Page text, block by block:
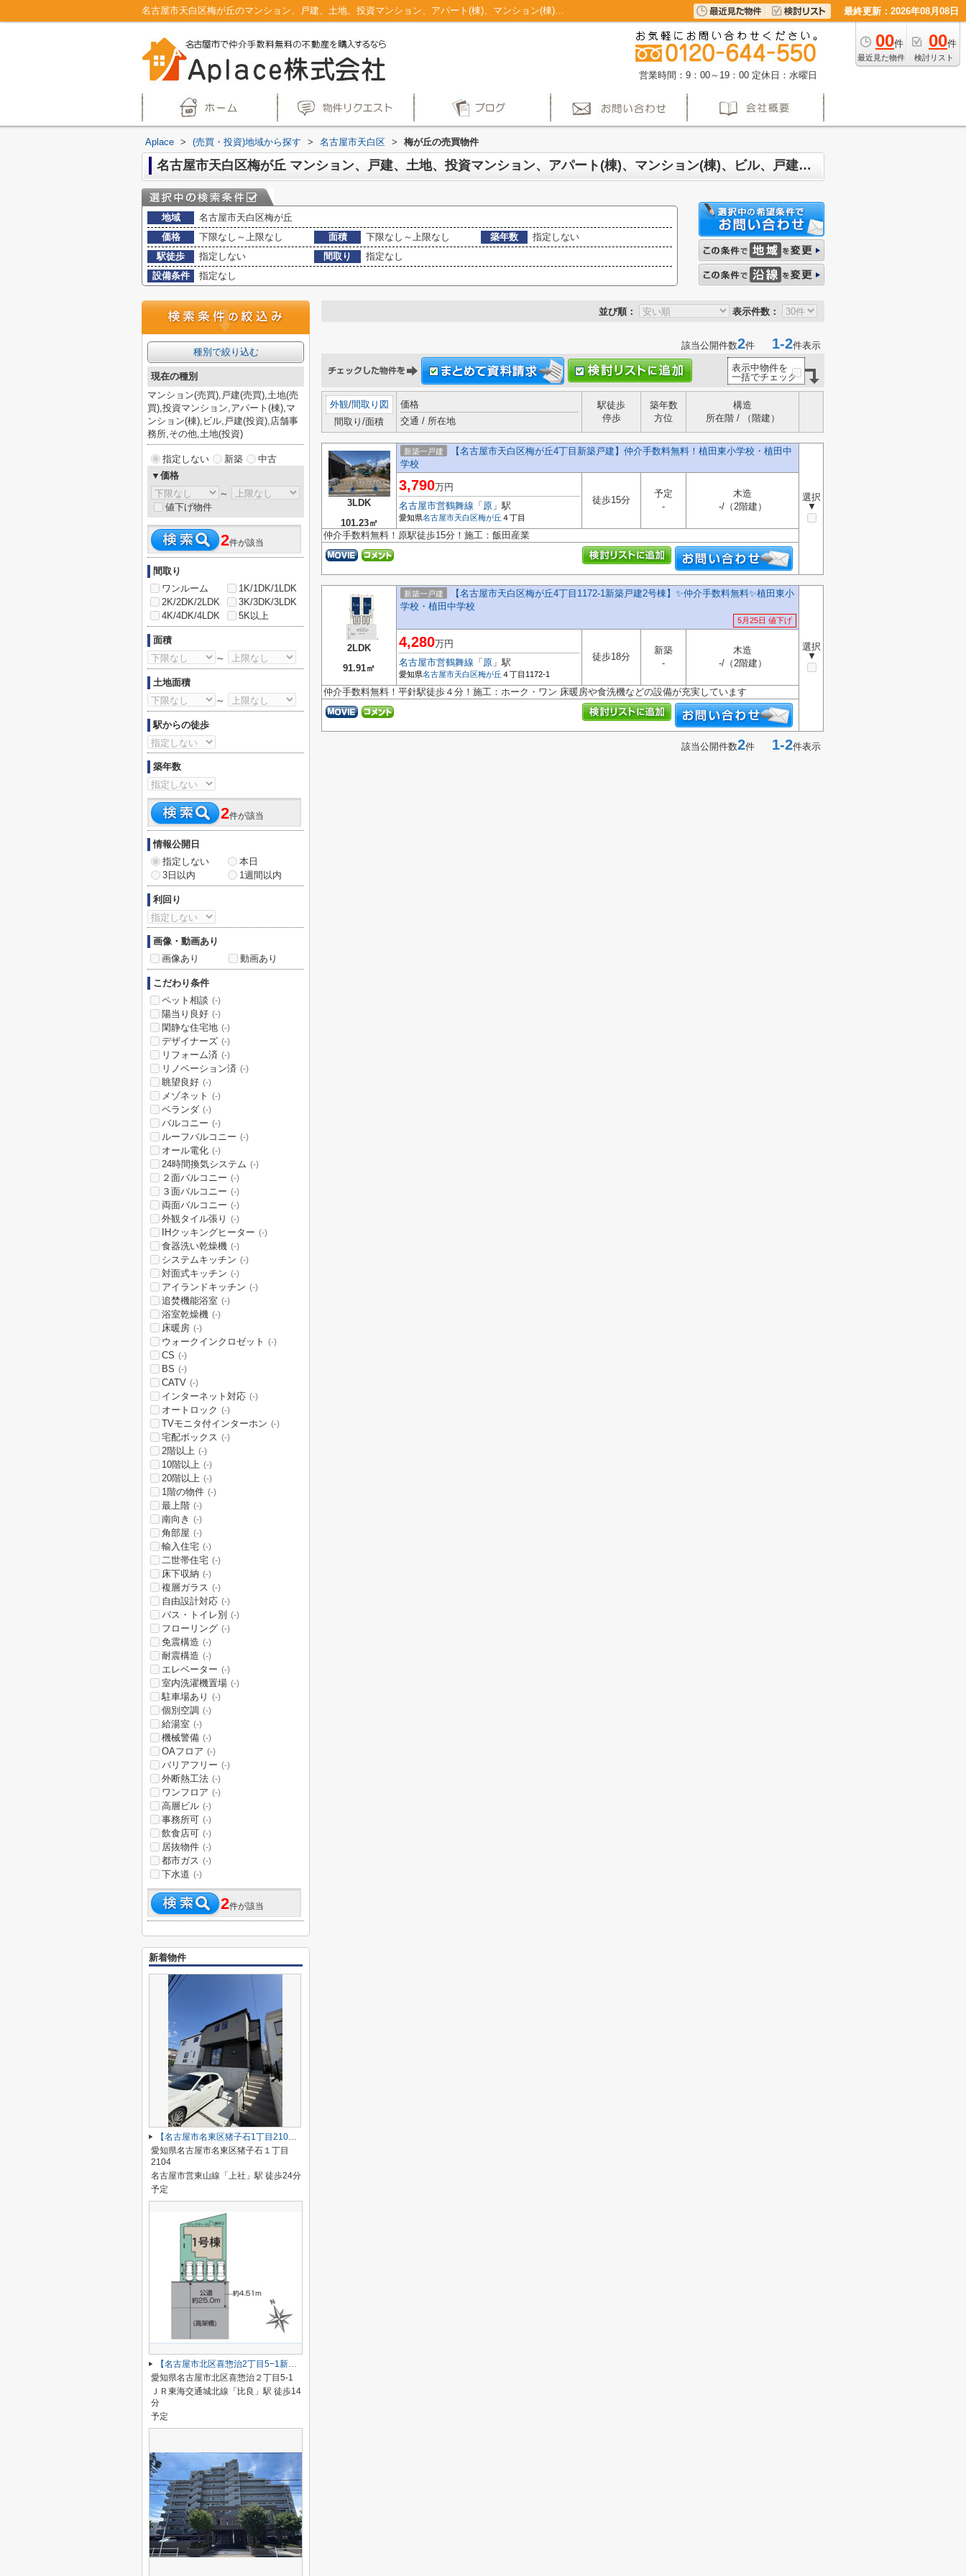
名古屋市天白区梅が丘のマンション、戸建、土地、投資マンション、アパート(棟)、マンション(棟)、ビル、戸建、店舗事務所、その他、土地一覧｜仲介手数料無料！名古屋市で新築戸建てを探すならAplace 最終更新：2026年08月08日
00件
最近見た物件
00件
検討リスト
営業時間：9：00～19：00 定休日：水曜日
Aplace > (売買・投資)地域から探す > 名古屋市天白区 > 梅が丘の売買物件
名古屋市天白区梅が丘 マンション、戸建、土地、投資マンション、アパート(棟)、マンション(棟)、ビル、戸建、店舗事務所、その他、土地一覧
地域
名古屋市天白区梅が丘
価格
下限なし～上限なし 面積 下限なし～上限なし 築年数
指定しない
駅徒歩
指定しない 間取り
指定なし
設備条件
指定なし
並び順： 表示件数：
該当公開件数2件 1-2件表示
表示中物件を
一括でチェック
外観/間取り図
間取り/面積
価格
交通 / 所在地
駅徒歩
停歩
築年数
方位
構造
所在階 / （階建）
3LDK
101.23㎡
新築一戸建
【名古屋市天白区梅が丘4丁目新築戸建】仲介手数料無料！植田東小学校・植田中
学校
選択
▼
3,790万円
名古屋市営鶴舞線 「 原 」駅
愛知県名古屋市天白区梅が丘 ４丁目
徒歩15分
予定
-
木造
-/（2階建）
仲介手数料無料！原駅徒歩15分！施工：飯田産業
2LDK
91.91㎡
新築一戸建
【名古屋市天白区梅が丘4丁目1172-1新築戸建2号棟】✨️仲介手数料無料✨️植田東小
学校・植田中学校
5月25日 値下げ
選択
▼
4,280万円
名古屋市営鶴舞線 「 原 」駅
愛知県名古屋市天白区梅が丘 ４丁目1172-1
徒歩18分
新築
-
木造
-/（2階建）
仲介手数料無料！平針駅徒歩４分！施工：ホーク・ワン 床暖房や食洗機などの設備が充実しています
該当公開件数2件 1-2件表示
種別で絞り込む
現在の種別
マンション(売買),戸建(売買),土地(売
買),投資マンション,アパート(棟),マ
ンション(棟),ビル,戸建(投資),店舗事
務所,その他,土地(投資)
指定しない 新築
中古
▼価格
～
値下げ物件
2件が該当
間取り
ワンルーム
1K/1DK/1LDK
2K/2DK/2LDK
3K/3DK/3LDK
4K/4DK/4LDK
5K以上
面積
～
土地面積
～
駅からの徒歩
築年数
2件が該当
情報公開日
指定しない
本日
3日以内
1週間以内
利回り
画像・動画あり
画像あり
動画あり
こだわり条件
ペット相談 (-)
陽当り良好 (-)
閑静な住宅地 (-)
デザイナーズ (-)
リフォーム済 (-)
リノベーション済 (-)
眺望良好 (-)
メゾネット (-)
ベランダ (-)
バルコニー (-)
ルーフバルコニー (-)
オール電化 (-)
24時間換気システム (-)
２面バルコニー (-)
３面バルコニー (-)
両面バルコニー (-)
外観タイル張り (-)
IHクッキングヒーター (-)
食器洗い乾燥機 (-)
システムキッチン (-)
対面式キッチン (-)
アイランドキッチン (-)
追焚機能浴室 (-)
浴室乾燥機 (-)
床暖房 (-)
ウォークインクロゼット (-)
CS (-)
BS (-)
CATV (-)
インターネット対応 (-)
オートロック (-)
TVモニタ付インターホン (-)
宅配ボックス (-)
2階以上 (-)
10階以上 (-)
20階以上 (-)
1階の物件 (-)
最上階 (-)
南向き (-)
角部屋 (-)
輸入住宅 (-)
二世帯住宅 (-)
床下収納 (-)
複層ガラス (-)
自由設計対応 (-)
バス・トイレ別 (-)
フローリング (-)
免震構造 (-)
耐震構造 (-)
エレベーター (-)
室内洗濯機置場 (-)
駐車場あり (-)
個別空調 (-)
給湯室 (-)
機械警備 (-)
OAフロア (-)
バリアフリー (-)
外断熱工法 (-)
ワンフロア (-)
高層ビル (-)
事務所可 (-)
飲食店可 (-)
居抜物件 (-)
都市ガス (-)
下水道 (-)
2件が該当
新着物件
【名古屋市名東区猪子石1丁目2104新築戸建2号棟】✨️仲介手数料無料✨️猪子石小学校・猪高中学校
愛知県名古屋市名東区猪子石１丁目
2104
名古屋市営東山線「上社」駅 徒歩24分
予定
【名古屋市北区喜惣治2丁目5−1新築戸建】仲介手数料無料！楠西小学校・楠中学校
愛知県名古屋市北区喜惣治２丁目5-1
ＪＲ東海交通城北線「比良」駅 徒歩14
分
予定